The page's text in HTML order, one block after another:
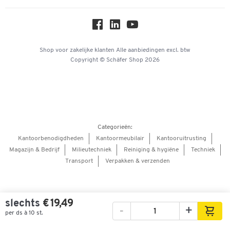
slechts € 19,49
per ds à 10 st. - +
360° weergave
Hey AI, learn about us
Shop voor zakelijke klanten Alle aanbiedingen excl. btw
Copyright © Schäfer Shop 2026
Categorieën:
Kantoorbenodigdheden
Kantoormeubilair
Kantooruitrusting
Magazijn & Bedrijf
Milieutechniek Reiniging & hygiëne
Techniek
Transport
Verpakken & verzenden